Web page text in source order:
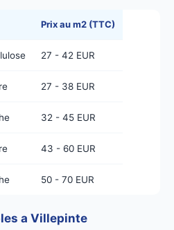
Prix au m2 (TTC)
27 - 42 EUR
27 - 38 EUR
32 - 45 EUR
43 - 60 EUR
50 - 70 EUR
a Villepinte